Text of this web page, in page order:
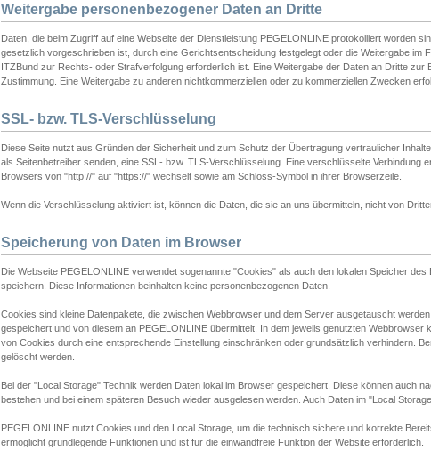
Weitergabe personenbezogener Daten an Dritte
Daten, die beim Zugriff auf eine Webseite der Dienstleistung PEGELONLINE protokolliert worden
gesetzlich vorgeschrieben ist, durch eine Gerichtsentscheidung festgelegt oder die Weitergabe im
ITZBund zur Rechts- oder Strafverfolgung erforderlich ist. Eine Weitergabe der Daten an Dritte
Zustimmung. Eine Weitergabe zu anderen nichtkommerziellen oder zu kommerziellen Zwecken
SSL- bzw. TLS-Verschlüsselung
Diese Seite nutzt aus Gründen der Sicherheit und zum Schutz der Übertragung vertraulicher
als Seitenbetreiber senden, eine SSL- bzw. TLS-Verschlüsselung. Eine verschlüsselte Verbindung
Browsers von "http://" auf "https://" wechselt sowie am Schloss-Symbol in ihrer Browserzeile.
Wenn die Verschlüsselung aktiviert ist, können die Daten, die sie an uns übermitteln, nicht von
Speicherung von Daten im Browser
Die Webseite PEGELONLINE verwendet sogenannte "Cookies" als auch den lokalen Speicher
speichern. Diese Informationen beinhalten keine personenbezogenen Daten.
Cookies sind kleine Datenpakete, die zwischen Webbrowser und dem Server ausgetauscht
gespeichert und von diesem an PEGELONLINE übermittelt. In dem jeweils genutzten Webbrowser
von Cookies durch eine entsprechende Einstellung einschränken oder grundsätzlich verhindern.
gelöscht werden.
Bei der "Local Storage" Technik werden Daten lokal im Browser gespeichert. Diese können auch
bestehen und bei einem späteren Besuch wieder ausgelesen werden. Auch Daten im "Local
PEGELONLINE nutzt Cookies und den Local Storage, um die technisch sichere und korrekte
ermöglicht grundlegende Funktionen und ist für die einwandfreie Funktion der Website erforderlich.